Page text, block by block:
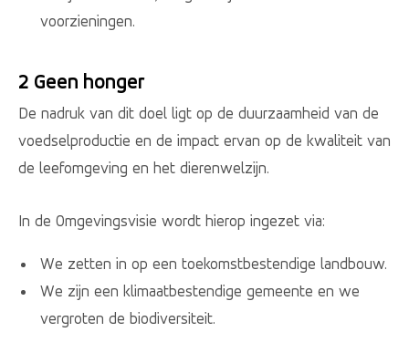
voorzieningen.
2 Geen honger
De nadruk van dit doel ligt op de duurzaamheid van de
voedselproductie en de impact ervan op de kwaliteit van
de leefomgeving en het dierenwelzijn.
In de Omgevingsvisie wordt hierop ingezet via:
We zetten in op een toekomstbestendige landbouw.
We zijn een klimaatbestendige gemeente en we
vergroten de biodiversiteit.